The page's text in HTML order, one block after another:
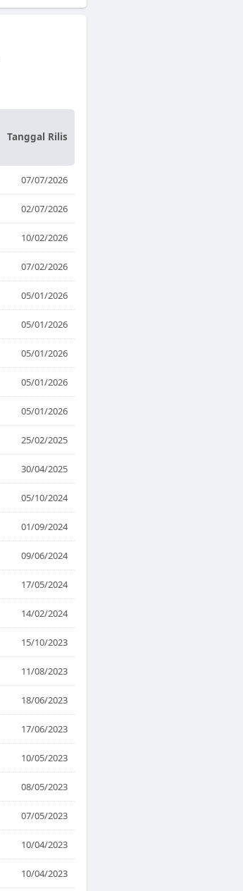
Tanggal Rilis
07/07/2026
02/07/2026
10/02/2026
07/02/2026
05/01/2026
05/01/2026
05/01/2026
05/01/2026
05/01/2026
25/02/2025
30/04/2025
05/10/2024
01/09/2024
09/06/2024
17/05/2024
14/02/2024
15/10/2023
11/08/2023
18/06/2023
17/06/2023
10/05/2023
08/05/2023
07/05/2023
10/04/2023
10/04/2023